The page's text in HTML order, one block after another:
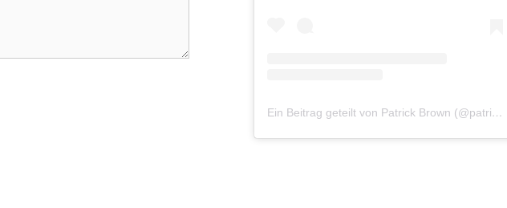
Ein Beitrag geteilt von Patrick Brown (@patrickbrownphoto)